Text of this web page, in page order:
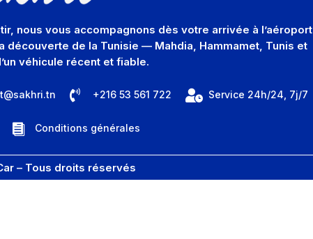
nous vous accompagnons dès votre arrivée à l’aéroport
découverte de la Tunisie — Mahdia, Hammamet, Tunis et
véhicule récent et fiable.
 +216 53 561 722  Service 24h/24, 7j/7
 Conditions générales
– Tous droits réservés